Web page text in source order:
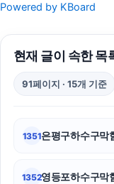
Powered by KBoard
현재 글이 속한 목
91페이지 · 15개 기준
1351은평구하수구
1352영등포하수구